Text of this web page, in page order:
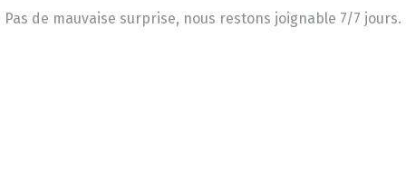
Pas de mauvaise surprise, nous restons joignable 7/7 jours.